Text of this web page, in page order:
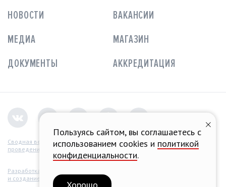
НОВОСТИ
ВАКАНСИИ
МЕДИА
МАГАЗИН
ДОКУМЕНТЫ
АККРЕДИТАЦИЯ
Сводная ведомость
проведения СОУТ
Разработка концепции
и создание сайта
Пользуясь сайтом, вы соглашаетесь с
использованием cookies и политикой
конфиденциальности.